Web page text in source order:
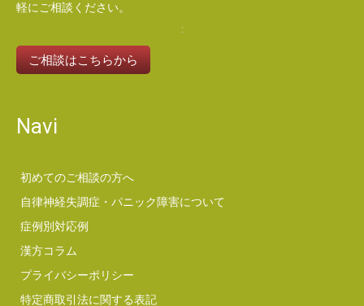
軽にご相談ください。
ご相談はこちらから
Navi
初めてのご相談の方へ
自律神経失調症・パニック障害について
症例別対応例
漢方コラム
プライバシーポリシー
特定商取引法に関する表記